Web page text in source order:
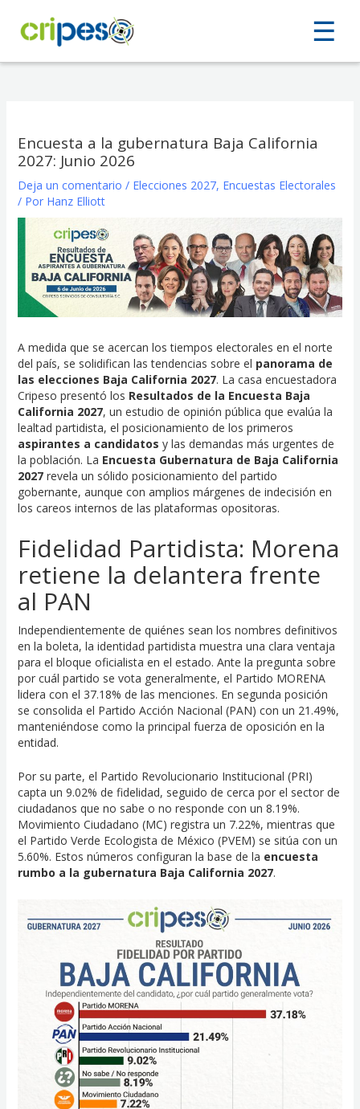
☰
☰
contenido
Encuesta a la gubernatura Baja California
2027: Junio 2026
Deja un comentario / Elecciones 2027, Encuestas Electorales
/ Por Hanz Elliott
A medida que se acercan los tiempos electorales en el norte
del país, se solidifican las tendencias sobre el panorama de
las elecciones Baja California 2027. La casa encuestadora
Cripeso presentó los Resultados de la Encuesta Baja
California 2027, un estudio de opinión pública que evalúa la
lealtad partidista, el posicionamiento de los primeros
aspirantes a candidatos y las demandas más urgentes de
la población. La Encuesta Gubernatura de Baja California
2027revela un sólido posicionamiento del partido
gobernante, aunque con amplios márgenes de indecisión en
los careos internos de las plataformas opositoras.
Fidelidad Partidista: Morena
retiene la delantera frente
al PAN
Independientemente de quiénes sean los nombres definitivos
en la boleta, la identidad partidista muestra una clara ventaja
para el bloque oficialista en el estado. Ante la pregunta sobre
por cuál partido se vota generalmente, el Partido MORENA
lidera con el 37.18% de las menciones. En segunda posición
se consolida el Partido Acción Nacional (PAN) con un 21.49%,
manteniéndose como la principal fuerza de oposición en la
entidad.
Por su parte, el Partido Revolucionario Institucional (PRI)
capta un 9.02% de fidelidad, seguido de cerca por el sector de
ciudadanos que no sabe o no responde con un 8.19%.
Movimiento Ciudadano (MC) registra un 7.22%, mientras que
el Partido Verde Ecologista de México (PVEM) se sitúa con un
5.60%. Estos números configuran la base de la encuesta
rumbo a la gubernatura Baja California 2027.